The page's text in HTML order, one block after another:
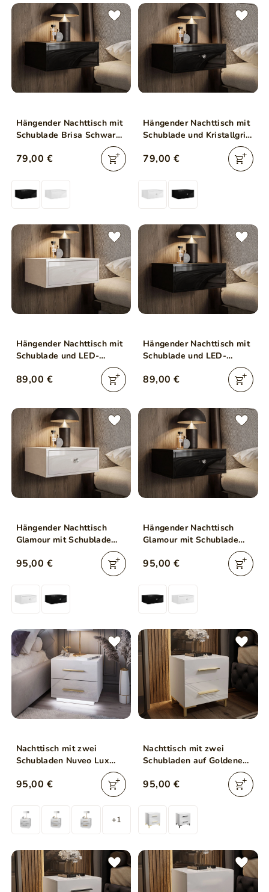
Hängender Nachttisch mit
Schublade Brisa Schwarz
79,00 €
Hängender Nachttisch mit
Schublade und Kristallgriff
Brisa Schwarz Hochglanz
79,00 €
Hängender Nachttisch mit
Schublade und LED-
Beleuchtung Brisa Weiß
Hochglanz
89,00 €
Hängender Nachttisch mit
Schublade und LED-
Schwarz Hochglanz
89,00 €
Hängender Nachttisch
Glamour mit Schublade
und LED-Beleuchtung
Brisa Weiß Hochglanz
95,00 €
Hängender Nachttisch
Glamour mit Schublade
und LED-Beleuchtung
Brisa Schwarz Hochglanz
95,00 €
Nachttisch mit zwei
Schubladen Nuveo Lux
95,00 €
+1
Nachttisch mit zwei
Schubladen auf Goldenen
Beinen Nuveo Lux Weiß
Hochglanz
95,00 €